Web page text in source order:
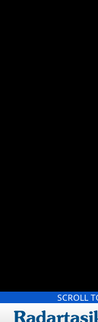
SCROLL